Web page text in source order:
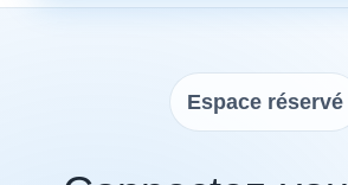
Espace réservé